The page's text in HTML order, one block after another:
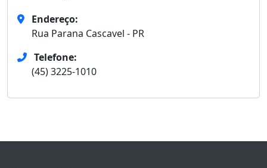
Endereço:
Rua Parana Cascavel - PR
Telefone:
(45) 3225-1010